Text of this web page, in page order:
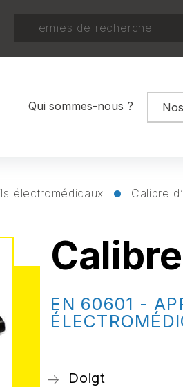
RECHERCHER
Qui sommes-nous ?
électromédicaux Calibre
EN 60601 -
Doigt